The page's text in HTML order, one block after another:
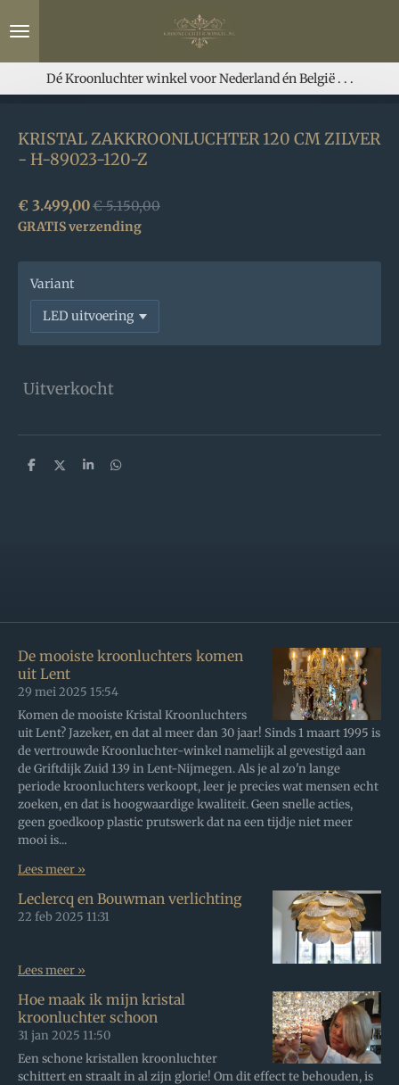
direct
hoofdinhoud
Dé Kroonluchter winkel voor Nederland én België . . .
KRISTAL ZAKKROONLUCHTER 120 CM ZILVER
- H-89023-120-Z
€ 3.499,00€ 5.150,00
GRATIS verzending
Variant
Uitverkocht
D
D
S
D
De mooiste kroonluchters komen
uit Lent
29 mei 2025 15:54
Komen de mooiste Kristal Kroonluchters
uit Lent? Jazeker, en dat al meer dan 30 jaar! Sinds 1 maart 1995 is
de vertrouwde Kroonluchter-winkel namelijk al gevestigd aan
de Griftdijk Zuid 139 in Lent-Nijmegen. Als je al zo'n lange
periode kroonluchters verkoopt, leer je precies wat mensen echt
zoeken, en dat is hoogwaardige kwaliteit. Geen snelle acties,
geen goedkoop plastic prutswerk dat na een tijdje niet meer
mooi is...
Lees meer »
Leclercq en Bouwman verlichting
22 feb 2025 11:31
Lees meer »
Hoe maak ik mijn kristal
kroonluchter schoon
31 jan 2025 11:50
Een schone kristallen kroonluchter
schittert en straalt in al zijn glorie! Om dit effect te behouden, is